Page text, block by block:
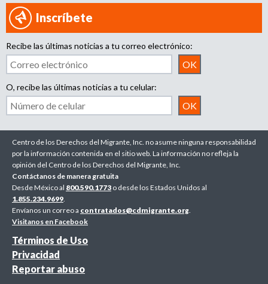
Inscríbete
Recibe las últimas noticias a tu correo electrónico:
O, recibe las últimas noticias a tu celular:
Centro de los Derechos del Migrante, Inc. no asume ninguna responsabilidad
por la información contenida en el sitio web. La información no refleja la
opinión del Centro de los Derechos del Migrante, Inc.
Contáctanos de manera gratuita
Desde México al 800.590.1773 o desde los Estados Unidos al
1.855.234.9699
Envíanos un correo a contratados@cdmigrante.org
Visitanos en Facebook
Términos de Uso
Privacidad
Reportar abuso